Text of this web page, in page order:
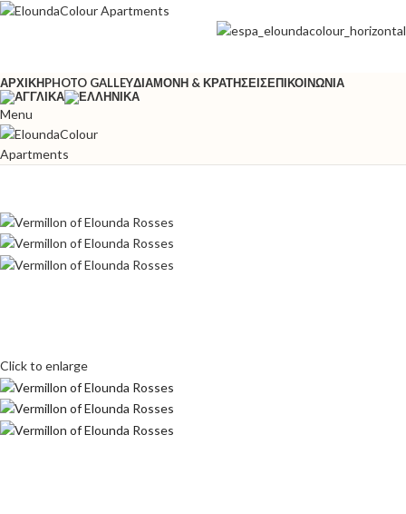
ΑΡΧΙΚΉPHOTO GALLEYΔΙΑΜΟΝΉ & ΚΡΑΤΉΣΕΙΣΕΠΙΚΟΙΝΩΝΊΑ
Menu
Click to enlarge